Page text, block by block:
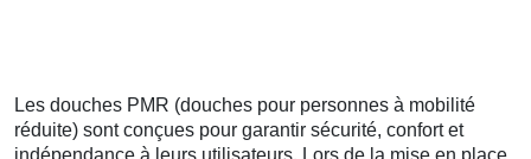
Les douches PMR (douches pour personnes à mobilité
réduite) sont conçues pour garantir sécurité, confort et
indépendance à leurs utilisateurs. Lors de la mise en place